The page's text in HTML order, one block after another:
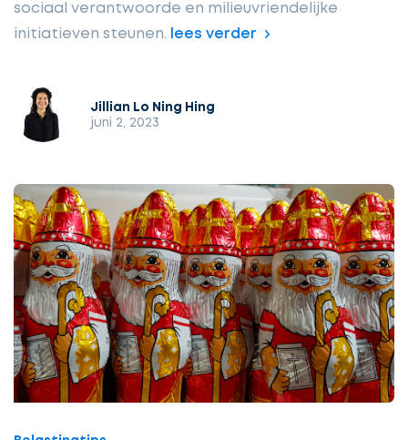
sociaal verantwoorde en milieuvriendelijke
initiatieven steunen. lees verder
Jillian Lo Ning Hing
juni 2, 2023